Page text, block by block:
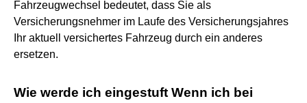
Fahrzeugwechsel bedeutet, dass Sie als
Versicherungsnehmer im Laufe des Versicherungsjahres
Ihr aktuell versichertes Fahrzeug durch ein anderes
ersetzen.
Wie werde ich eingestuft Wenn ich bei